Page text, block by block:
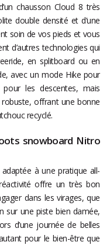
chausson Cloud 8 très
double densité et d’une
soin de vos pieds et vous
d’autres technologies qui
en splitboard ou en
avec un mode Hike pour
les descentes, mais
offrant une bonne
recyclé.
snowboard Nitro
à une pratique all-
offre un très bon
dans les virages, que
sur une piste bien damée,
d’une journée de belles
pour le bien-être que